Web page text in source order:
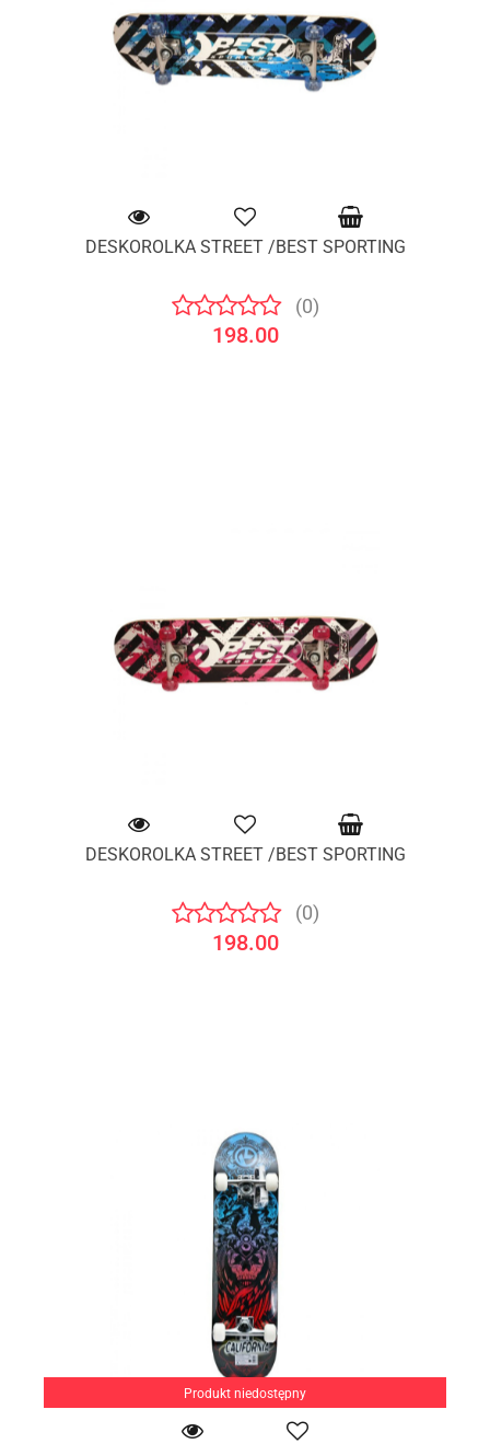
DESKOROLKA STREET /BEST SPORTING
(0)
198.00
DESKOROLKA STREET /BEST SPORTING
(0)
198.00
Produkt niedostępny